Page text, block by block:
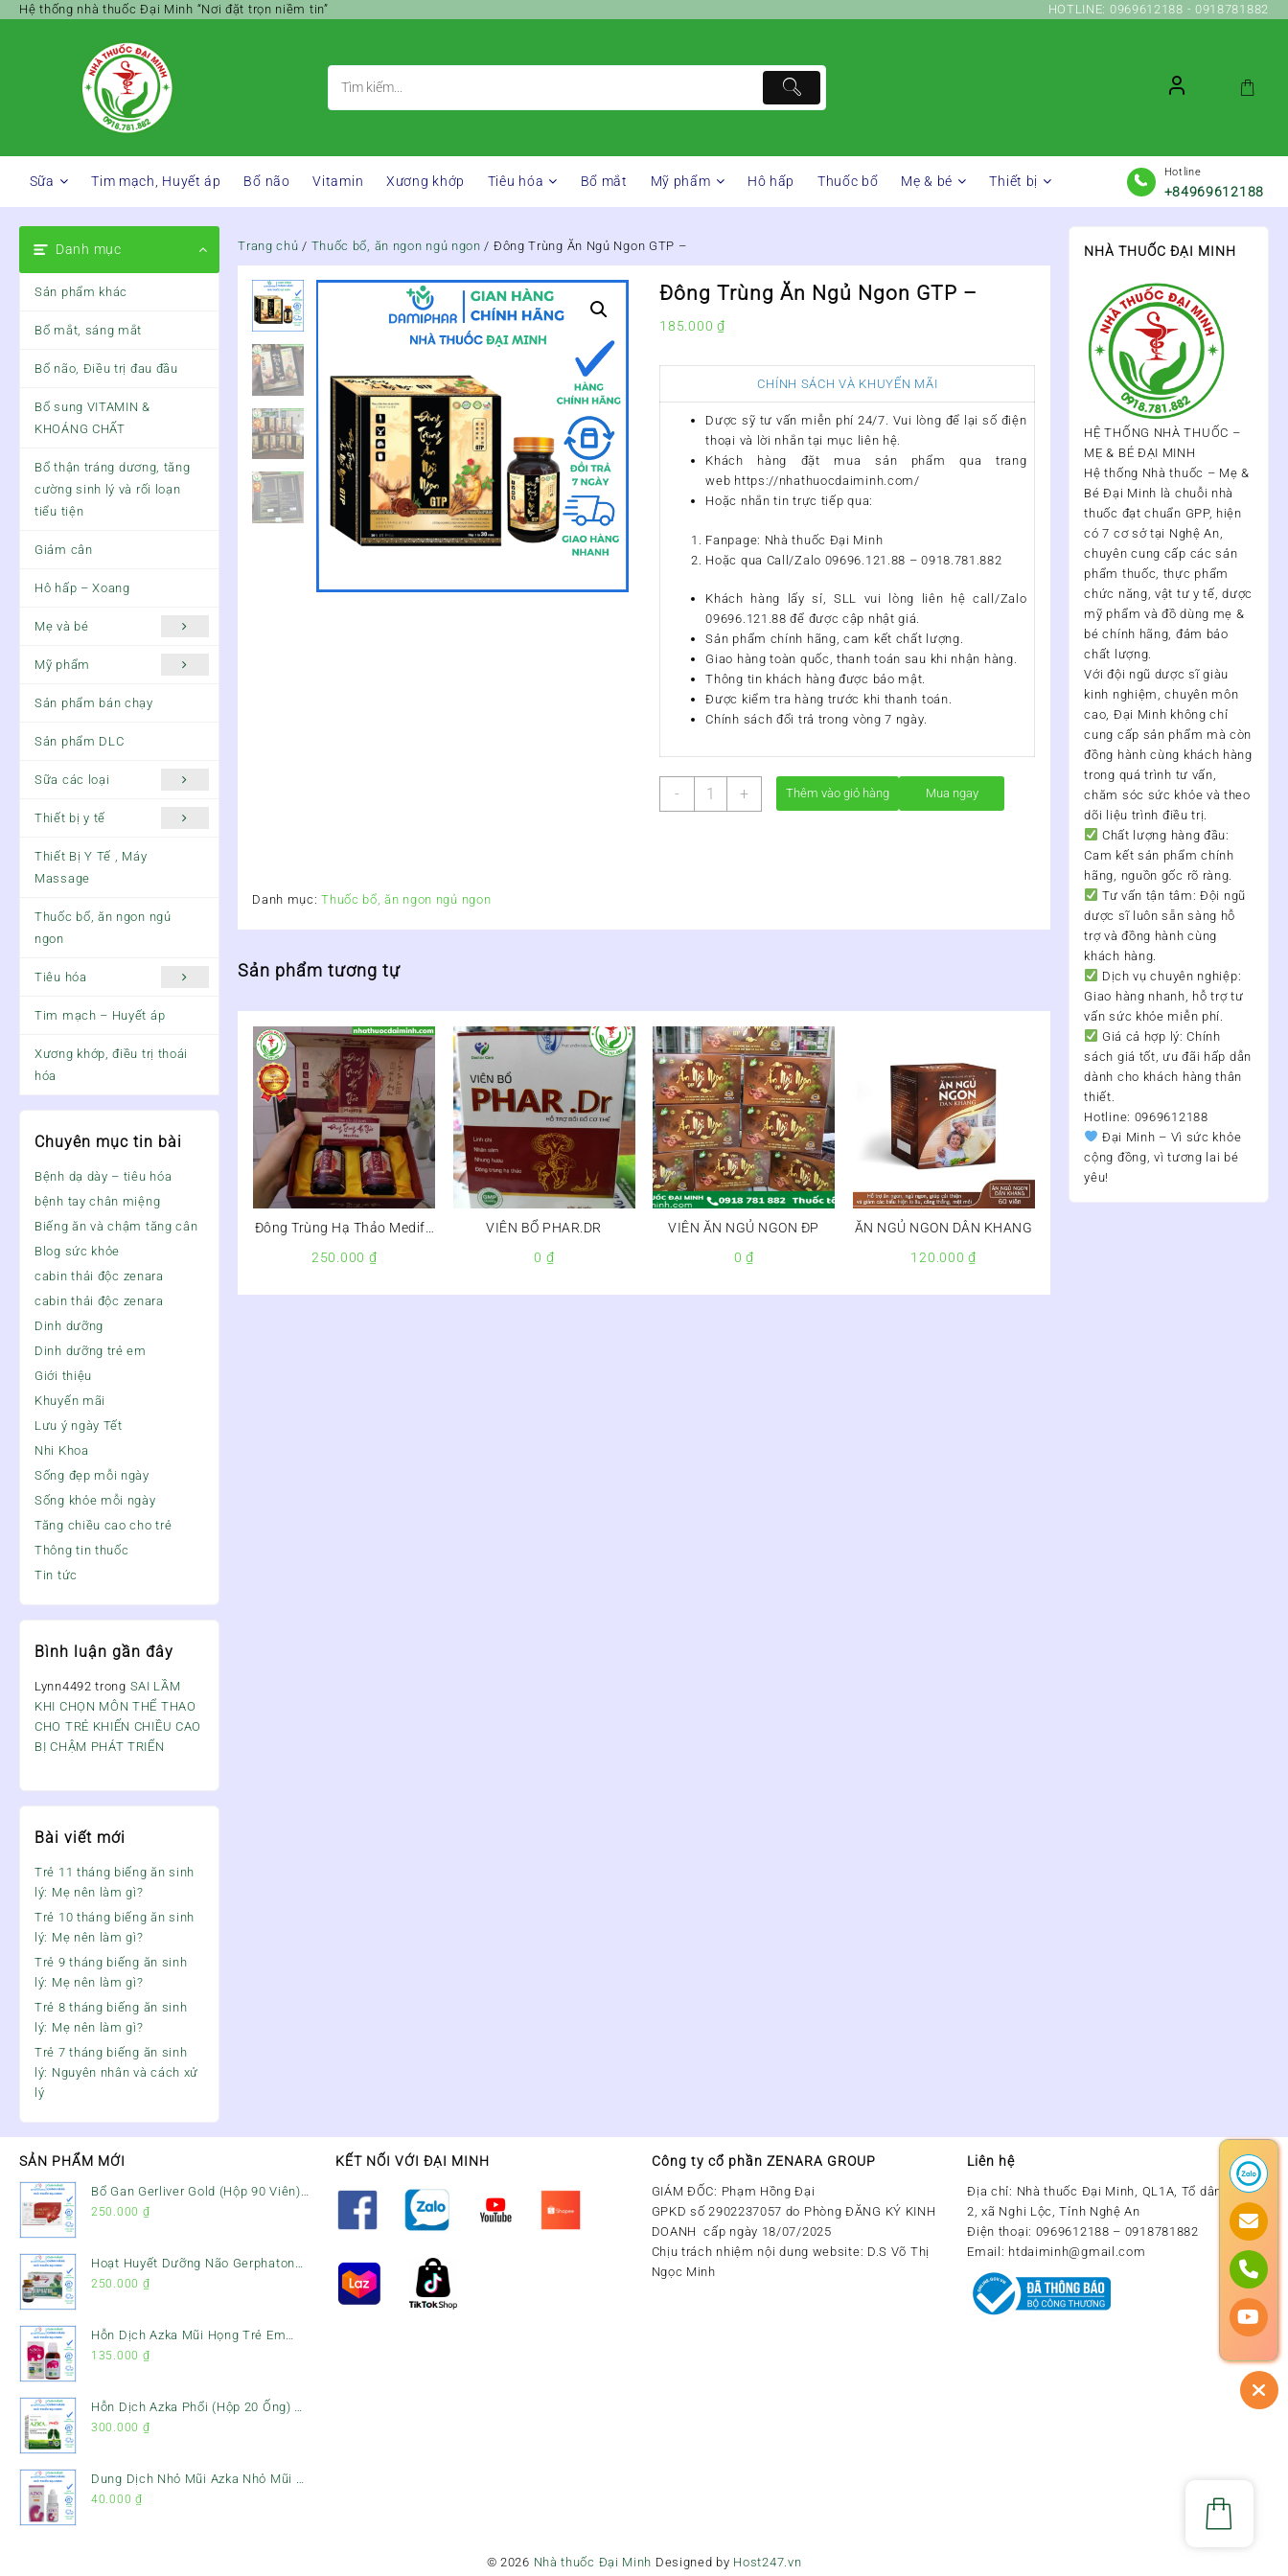
SkipHệ thống nhà thuốc Đại Minh “Nơi đặt trọn niềm tin” HOTLINE: 0969612188 - 0918781882
Sữa Tim mạch, Huyết áp Bổ não Vitamin Xương khớp Tiêu hóa Bổ mắt Mỹ phẩm Hô hấp Thuốc bổ Mẹ & bé Thiết bị
Hotline
+84969612188
Danh mục
Sản phẩm khác
Bổ mắt, sáng mắt
Bổ não, Điều trị đau đầu
Bổ sung VITAMIN &
KHOÁNG CHẤT
Bổ thận tráng dương, tăng
cường sinh lý và rối loạn
tiểu tiện
Giảm cân
Hô hấp – Xoang
Mẹ và bé
Mỹ phẩm
Sản phẩm bán chạy
Sản phẩm DLC
Sữa các loại
Thiết bị y tế
Thiết Bị Y Tế , Máy
Massage
Thuốc bổ, ăn ngon ngủ
ngon
Tiêu hóa
Tim mạch – Huyết áp
Xương khớp, điều trị thoái
hóa
Chuyên mục tin bài
Bệnh dạ dày – tiêu hóa
bệnh tay chân miệng
Biếng ăn và chậm tăng cân
Blog sức khỏe
cabin thải độc zenara
cabin thải độc zenara
Dinh dưỡng
Dinh dưỡng trẻ em
Giới thiệu
Khuyến mãi
Lưu ý ngày Tết
Nhi Khoa
Sống đẹp mỗi ngày
Sống khỏe mỗi ngày
Tăng chiều cao cho trẻ
Thông tin thuốc
Tin tức
Bình luận gần đây
Lynn4492 trong SAI LẦM
KHI CHỌN MÔN THỂ THAO
CHO TRẺ KHIẾN CHIỀU CAO
BỊ CHẬM PHÁT TRIỂN
Bài viết mới
Trẻ 11 tháng biếng ăn sinh
lý: Mẹ nên làm gì?
Trẻ 10 tháng biếng ăn sinh
lý: Mẹ nên làm gì?
Trẻ 9 tháng biếng ăn sinh
lý: Mẹ nên làm gì?
Trẻ 8 tháng biếng ăn sinh
lý: Mẹ nên làm gì?
Trẻ 7 tháng biếng ăn sinh
lý: Nguyên nhân và cách xử
lý
Trang chủ / Thuốc bổ, ăn ngon ngủ ngon / Đông Trùng Ăn Ngủ Ngon GTP –
Đông Trùng Ăn Ngủ Ngon GTP –
185.000 ₫
CHÍNH SÁCH VÀ KHUYẾN MÃI
Dược sỹ tư vấn miễn phí 24/7. Vui lòng để lại số điện
thoại và lời nhắn tại mục liên hệ.
Khách hàng đặt mua sản phẩm qua trang
web https://nhathuocdaiminh.com/
Hoặc nhắn tin trực tiếp qua:
Fanpage: Nhà thuốc Đại Minh
Hoặc qua Call/Zalo 09696.121.88 – 0918.781.882
Khách hàng lấy sỉ, SLL vui lòng liên hệ call/Zalo
09696.121.88 để được cập nhật giá.
Sản phẩm chính hãng, cam kết chất lượng.
Giao hàng toàn quốc, thanh toán sau khi nhận hàng.
Thông tin khách hàng được bảo mật.
Được kiểm tra hàng trước khi thanh toán.
Chính sách đổi trả trong vòng 7 ngày.
-
Đông
số
+ Thêm vào giỏ hàng Mua ngay
Danh mục:Thuốc bổ, ăn ngon ngủ ngon
Sản phẩm tương tự
Đông Trùng Hạ Thảo Medifa
Cường Đề Kháng –
250.000 ₫
VIÊN BỔ PHAR.DR
0 ₫
VIÊN ĂN NGỦ NGON ĐP
0₫
ĂN NGỦ NGON DÂN KHANG
120.000₫
NHÀ THUỐC ĐẠI MINH
HỆ THỐNG NHÀ THUỐC –
MẸ & BÉ ĐẠI MINH
Hệ thống Nhà thuốc – Mẹ &
Bé Đại Minh là chuỗi nhà
thuốc đạt chuẩn GPP, hiện
có7 cơ sở tại Nghệ An,
chuyên cung cấp các sản
phẩm thuốc, thực phẩm
chức năng, vật tư y tế, dược
mỹ phẩm và đồ dùng mẹ &
bé chính hãng, đảm bảo
chất lượng.
Với đội ngũ dược sĩ giàu
kinh nghiệm, chuyên môn
cao, Đại Minh không chỉ
cung cấp sản phẩm mà còn
đồng hành cùng khách hàng
trong quá trình tư vấn,
chăm sóc sức khỏe và theo
dõi liệu trình điều trị.
Chất lượng hàng đầu:
Cam kết sản phẩm chính
hãng, nguồn gốc rõ ràng.
Tư vấn tận tâm: Đội ngũ
dược sĩ luôn sẵn sàng hỗ
trợ và đồng hành cùng
khách hàng.
Dịch vụ chuyên nghiệp:
Giao hàng nhanh, hỗ trợ tư
vấn sức khỏe miễn phí.
Giá cả hợp lý: Chính
sách giá tốt, ưu đãi hấp dẫn
dành cho khách hàng thân
thiết.
Hotline: 0969612188
Đại Minh – Vì sức khỏe
cộng đồng, vì tương lai bé
yêu!
SẢN PHẨM MỚI
Bổ Gan Gerliver Gold (Hộp 90 Viên)
– Hỗ Trợ Giải Độc Gan, Mát Gan &
250.000 ₫
Hoạt Huyết Dưỡng Não Gerphaton
Gold Hộp 120 Viên – Giảm Đau Đầu,
250.000 ₫
Hỗn Dịch Azka Mũi Họng Trẻ Em
(Chai 120ml) – Giảm Ho, Tiêu Đờm
135.000 ₫
Hỗn Dịch Azka Phổi (Hộp 20 Ống) –
Hỗ Trợ Giảm Ho, Tiêu Đờm & Bổ
300.000 ₫
Dung Dịch Nhỏ Mũi Azka Nhỏ Mũi –
Giảm Ngạt Mũi, Sổ Mũi Cho Trẻ Sơ
40.000 ₫
KẾT NỐI VỚI ĐẠI MINH Công ty cổ phần ZENARA GROUP
GIÁM ĐỐC: Phạm Hồng Đại
GPKD số 2902237057 do Phòng ĐĂNG KÝ KINH
DOANH cấp ngày 18/07/2025
Chịu trách nhiệm nội dung website: D.S Võ Thị
Ngọc Minh
Liên hệ
Địa chỉ: Nhà thuốc Đại Minh, QL1A, Tổ dân phố số
2, xã Nghi Lộc, Tỉnh Nghệ An
Điện thoại: 0969612188 – 0918781882
Email: htdaiminh@gmail.com
© 2026 Nhà thuốc Đại Minh Designed by Host247.vn